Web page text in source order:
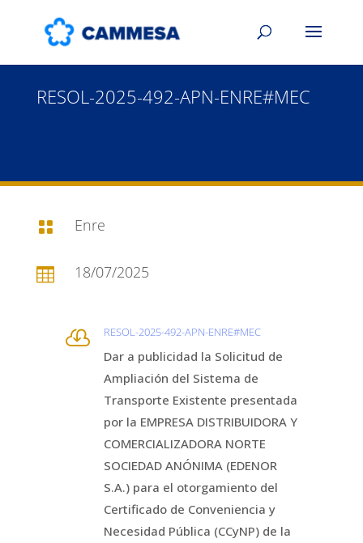
RESOL-2025-492-APN-ENRE#MEC
 Enre
 18/07/2025
 RESOL-2025-492-APN-ENRE#MEC
Dar a publicidad la Solicitud de
Ampliación del Sistema de
Transporte Existente presentada
por la EMPRESA DISTRIBUIDORA Y
COMERCIALIZADORA NORTE
SOCIEDAD ANÓNIMA (EDENOR
S.A.) para el otorgamiento del
Certificado de Conveniencia y
Necesidad Pública (CCyNP) de la